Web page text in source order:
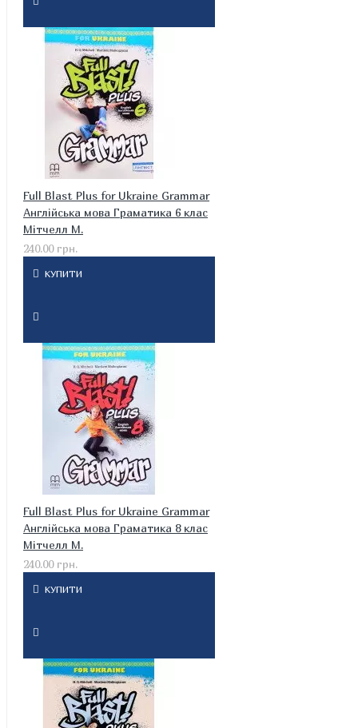
Full Blast Plus for Ukraine Grammar
Англійська мова Граматика 6 клас
Мітчелл М.
240.00 грн.
КУПИТИ
Full Blast Plus for Ukraine Grammar
Англійська мова Граматика 8 клас
Мітчелл М.
240.00 грн.
КУПИТИ